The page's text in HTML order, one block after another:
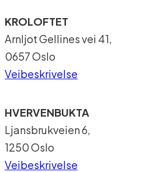
KROLOFTET
Arnljot Gellines vei 41,
0657 Oslo
Veibeskrivelse
HVERVENBUKTA
Ljansbrukveien 6,
1250 Oslo
Veibeskrivelse